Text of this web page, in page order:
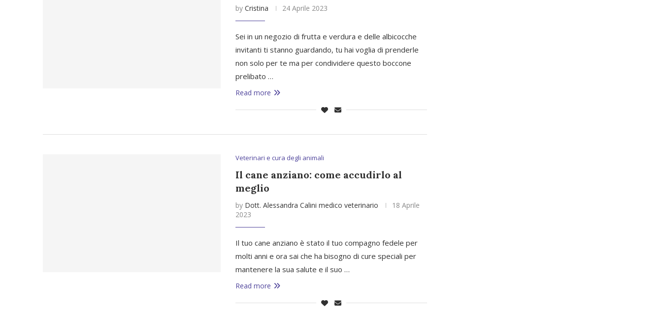
by Cristina 24 Aprile 2023
Sei in un negozio di frutta e verdura e delle albicocche
invitanti ti stanno guardando, tu hai voglia di prenderle
non solo per te ma per condividere questo boccone
prelibato …
Read more
Veterinari e cura degli animali
Il cane anziano: come accudirlo al
meglio
by Dott. Alessandra Calini medico veterinario
18 Aprile
2023
Il tuo cane anziano è stato il tuo compagno fedele per
molti anni e ora sai che ha bisogno di cure speciali per
mantenere la sua salute e il suo …
Read more